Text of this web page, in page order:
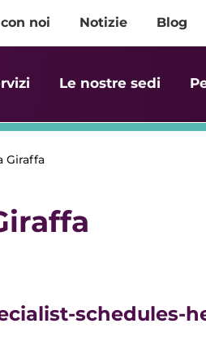
noi Notizie Blog
Le nostre sedi
Giraffa
schedules-